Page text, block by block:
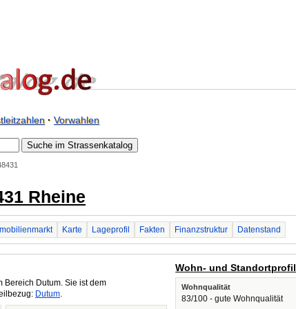
· Vorwahlen
Rheine
Karte Lageprofil Fakten Finanzstruktur Datenstand
Bereich Dutum. Sie ist dem
Dutum.
Wohn- und Standortprofil
Wohnqualität
83/100 - gute Wohnqualität